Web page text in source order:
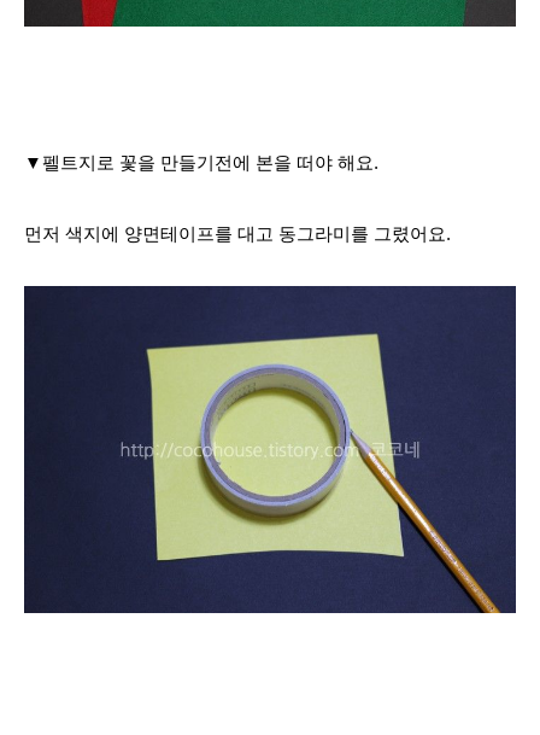
▼펠트지로 꽃을 만들기전에 본을 떠야 해요.
먼저 색지에 양면테이프를 대고 동그라미를 그렸어요.